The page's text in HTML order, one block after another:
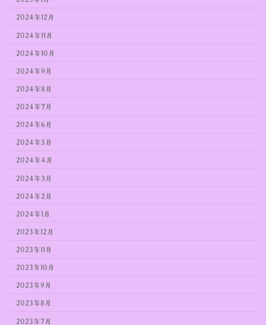
2024年12月
2024年11月
2024年10月
2024年9月
2024年8月
2024年7月
2024年6月
2024年5月
2024年4月
2024年3月
2024年2月
2024年1月
2023年12月
2023年11月
2023年10月
2023年9月
2023年8月
2023年7月